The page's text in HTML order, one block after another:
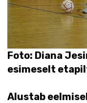
Foto: Diana
esimeselt
Alustab